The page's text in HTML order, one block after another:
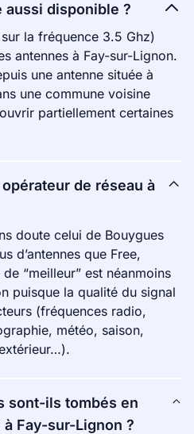
aussi disponible ?
la fréquence 3.5 Ghz)
antennes à Fay-sur-Lignon.
une antenne située à
une commune voisine
partiellement certaines
de réseau à
doute celui de Bouygues
d’antennes que Free,
“meilleur” est néanmoins
puisque la qualité du signal
(fréquences radio,
météo, saison,
sont-ils tombés en
Fay-sur-Lignon ?